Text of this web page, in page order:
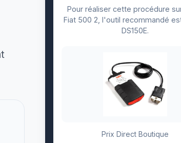
Pour réaliser cette procédure
Fiat 500 2, l'outil recommandé
DS150E.
Prix Direct Boutique